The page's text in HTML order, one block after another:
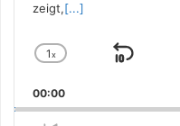
zeigt,[...]
Change
Rate
1x
Skip
00:00